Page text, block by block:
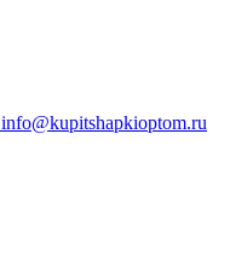
info@kupitshapkioptom.ru